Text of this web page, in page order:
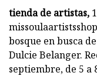
tienda de artistas,
bosque en busca
Dulcie Belanger.
septiembre, de 5 a